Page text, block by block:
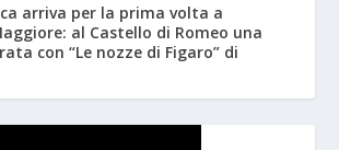
arriva per la prima volta a
al Castello di Romeo una
con “Le nozze di Figaro” di